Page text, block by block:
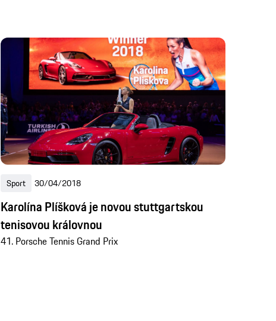
Sport 30/04/2018
Karolína Plíšková je novou stuttgartskou
tenisovou královnou
41. Porsche Tennis Grand Prix